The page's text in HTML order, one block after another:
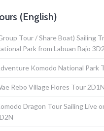
(English)
Tour / Share Boat) Sailing
Park from Labuan Bajo
Komodo National Park
Rebo Village Flores Tour 2D1N
Dragon Tour Sailing Live